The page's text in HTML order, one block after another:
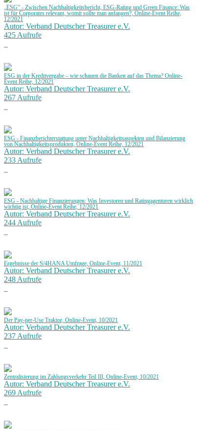
„ESG“ - Zwischen Nachhaltigkeitsbericht, ESG-Rating und Green Finance: Was
ist für Corporates relevant, womit sollte man anfangen?, Online-Event Reihe,
12/2021
Autor: Verband Deutscher Treasurer e.V.
425 Aufrufe
ESG in der Kreditvergabe – wie schauen die Banken auf das Thema? Online-
Event Reihe, 12/2021
Autor: Verband Deutscher Treasurer e.V.
267 Aufrufe
ESG - Finanzberichterstattung unter Nachhaltigkeitsaspekten und Bilanzierung
von Nachhaltigkeitsprodukten, Online-Event Reihe, 12/2021
Autor: Verband Deutscher Treasurer e.V.
233 Aufrufe
ESG - Nachhaltige Finanzierungen: Was Investoren und Ratingagenturen wirklich
wichtig ist, Online-Event Reihe, 12/2021
Autor: Verband Deutscher Treasurer e.V.
244 Aufrufe
Ergebnisse der S/4HANA Umfrage, Online-Event, 11/2021
Autor: Verband Deutscher Treasurer e.V.
248 Aufrufe
Der Pay-per-Use Traktor, Online-Event, 10/2021
Autor: Verband Deutscher Treasurer e.V.
237 Aufrufe
Zentralisierung im Zahlungsverkehr Teil IIl, Online-Event, 10/2021
Autor: Verband Deutscher Treasurer e.V.
269 Aufrufe